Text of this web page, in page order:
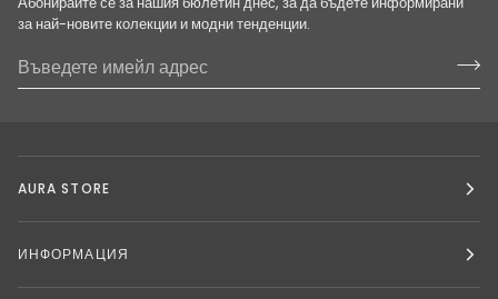
за най-новите колекции и модни тенденции.
AURA STORE
ИНФОРМАЦИЯ